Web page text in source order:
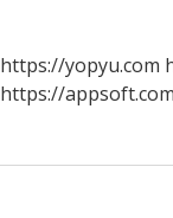
https://yopyu.com
https://